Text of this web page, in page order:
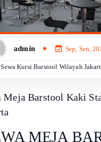
admin Sep, Sen,
Sewa Kursi Barstool Wilayah
Meja Barstool Kaki
MEJA